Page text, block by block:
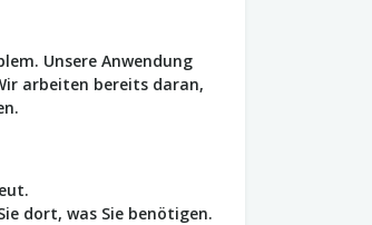
Unsere Anwendung
arbeiten bereits daran,
dort, was Sie benötigen.